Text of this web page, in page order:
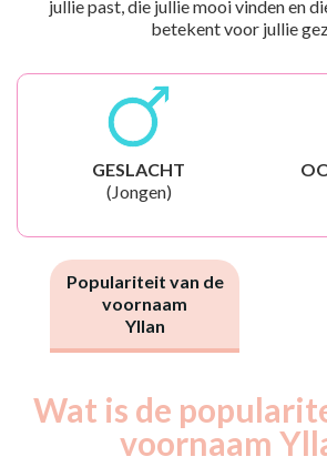
jullie past, die jullie mooi vinden en
betekent voor jullie
GESLACHT
(Jongen)
Populariteit van de
voornaam
Yllan
Wat is de
voornaam
Année
Nouveaux-
nés